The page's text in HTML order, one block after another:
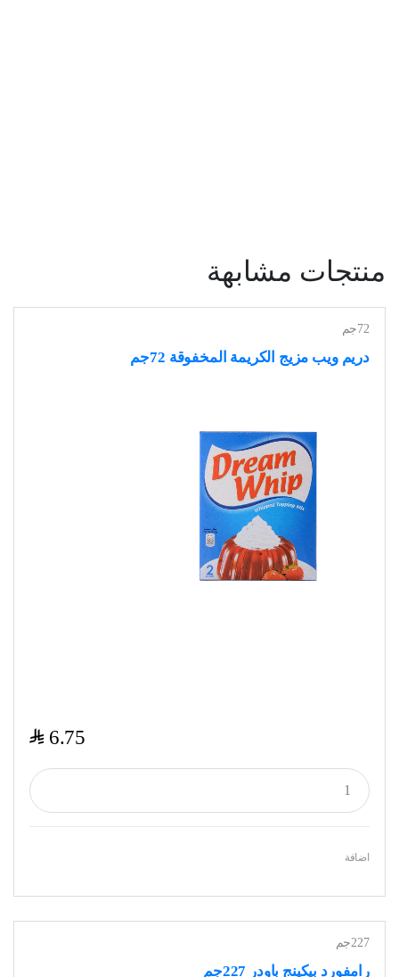
منتجات مشابهة
72جم
دريم ويب مزيج الكريمة المخفوقة 72جم
6.75
$
اضافة
227جم
رامفورد بيكينج باودر 227جم